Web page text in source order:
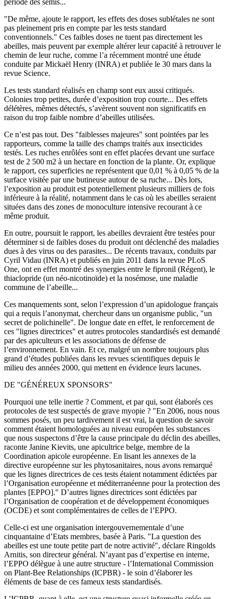
période des semis...
"De même, ajoute le rapport, les effets des doses sublétales ne sont
pas pleinement pris en compte par les tests standard
conventionnels." Ces faibles doses ne tuent pas directement les
abeilles, mais peuvent par exemple altérer leur capacité à retrouver le
chemin de leur ruche, comme l’a récemment montré une étude
conduite par Mickaël Henry (INRA) et publiée le 30 mars dans la
revue Science.
Les tests standard réalisés en champ sont eux aussi critiqués.
Colonies trop petites, durée d’exposition trop courte... Des effets
délétères, mêmes détectés, s’avèrent souvent non significatifs en
raison du trop faible nombre d’abeilles utilisées.
Ce n’est pas tout. Des "faiblesses majeures" sont pointées par les
rapporteurs, comme la taille des champs traités aux insecticides
testés. Les ruches enrôlées sont en effet placées devant une surface
test de 2 500 m2 à un hectare en fonction de la plante. Or, explique
le rapport, ces superficies ne représentent que 0,01 % à 0,05 % de la
surface visitée par une butineuse autour de sa ruche... Dès lors,
l’exposition au produit est potentiellement plusieurs milliers de fois
inférieure à la réalité, notamment dans le cas où les abeilles seraient
situées dans des zones de monoculture intensive recourant à ce
même produit.
En outre, poursuit le rapport, les abeilles devraient être testées pour
déterminer si de faibles doses du produit ont déclenché des maladies
dues à des virus ou des parasites... De récents travaux, conduits par
Cyril Vidau (INRA) et publiés en juin 2011 dans la revue PLoS
One, ont en effet montré des synergies entre le fipronil (Régent), le
thiaclopride (un néo-nicotinoïde) et la nosémose, une maladie
commune de l’abeille...
Ces manquements sont, selon l’expression d’un apidologue français
qui a requis l’anonymat, chercheur dans un organisme public, "un
secret de polichinelle". De longue date en effet, le renforcement de
ces "lignes directrices" et autres protocoles standardisés est demandé
par des apiculteurs et les associations de défense de
l’environnement. En vain. Et ce, malgré un nombre toujours plus
grand d’études publiées dans les revues scientifiques depuis le
milieu des années 2000, qui mettent en évidence leurs lacunes.
DE "GÉNÉREUX SPONSORS"
Pourquoi une telle inertie ? Comment, et par qui, sont élaborés ces
protocoles de test suspectés de grave myopie ? "En 2006, nous nous
sommes posés, un peu tardivement il est vrai, la question de savoir
comment étaient homologuées au niveau européen les substances
que nous suspectons d’être la cause principale du déclin des abeilles,
raconte Janine Kievits, une apicultrice belge, membre de la
Coordination apicole européenne. En lisant les annexes de la
directive européenne sur les phytosanitaires, nous avons remarqué
que les lignes directrices de ces tests étaient notamment édictées par
l’Organisation européenne et méditerranéenne pour la protection des
plantes [EPPO]." D’autres lignes directrices sont édictées par
l’Organisation de coopération et de développement économiques
(OCDE) et sont complémentaires de celles de l’EPPO.
Celle-ci est une organisation intergouvernementale d’une
cinquantaine d’Etats membres, basée à Paris. "La question des
abeilles est une toute petite part de notre activité", déclare Ringolds
Arnitis, son directeur général. N’ayant pas d’expertise en interne,
l’EPPO délègue à une autre structure - l’International Commission
on Plant-Bee Relationships (ICPBR) - le soin d’élaborer les
éléments de base de ces fameux tests standardisés.